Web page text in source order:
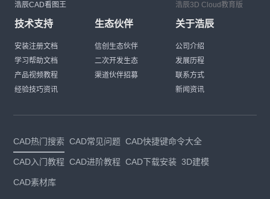
浩辰CAD看图王
浩辰3D Cloud教育版
技术支持
安装注册文档
学习帮助文档
产品视频教程
经验技巧资讯
生态伙伴
信创生态伙伴
二次开发生态
渠道伙伴招募
关于浩辰
公司介绍
发展历程
联系方式
新闻资讯
CAD热门搜索 CAD常见问题 CAD快捷键命令大全
CAD入门教程 CAD进阶教程 CAD下载安装 3D建模
CAD素材库